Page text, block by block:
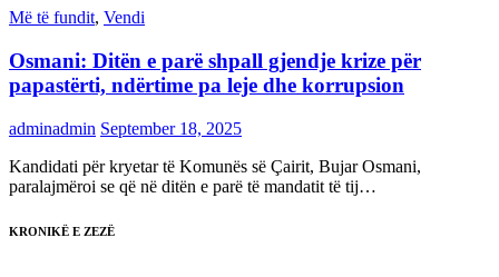
Më të fundit, Vendi
Osmani: Ditën e parë shpall gjendje krize për
papastërti, ndërtime pa leje dhe korrupsion
adminadmin September 18, 2025
Kandidati për kryetar të Komunës së Çairit, Bujar Osmani,
paralajmëroi se që në ditën e parë të mandatit të tij…
KRONIKË E ZEZË